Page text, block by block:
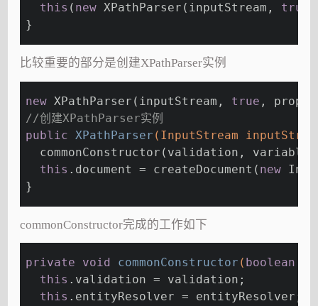
this ( new XPathParser(inputStream, true
}
比较重要的部分是创建XPathParser实例
new XPathParser(inputStream, true ,
//创建XPathParser实例
public XPathParser (InputStream
commonConstructor(validation,
this .document = createDocument( new
}
commonConstructor完成的工作如下
private void commonConstructor ( boolean
this .validation = validation;
this .entityResolver = entityResolver;